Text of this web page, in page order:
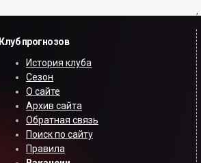
,
Клуб прогнозов
История клуба
Сезон
О сайте
Архив сайта
Обратная связь
Поиск по сайту
Правила